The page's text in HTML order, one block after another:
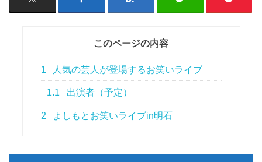
このページの内容
1 人気の芸人が登場するお笑いライブ
1.1 出演者（予定）
2 よしもとお笑いライブin明石